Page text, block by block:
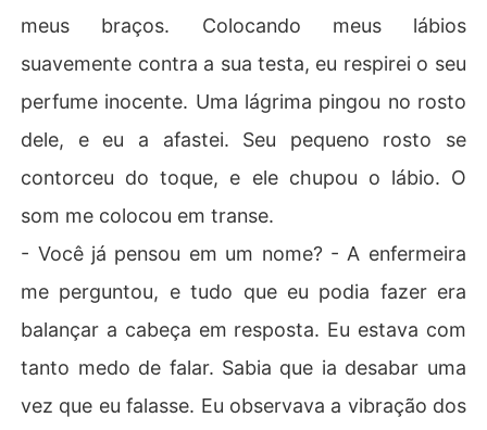
meus braços. Colocando meus lábios
suavemente contra a sua testa, eu respirei o seu
perfume inocente. Uma lágrima pingou no rosto
dele, e eu a afastei. Seu pequeno rosto se
contorceu do toque, e ele chupou o lábio. O
som me colocou em transe.
- Você já pensou em um nome? - A enfermeira
me perguntou, e tudo que eu podia fazer era
balançar a cabeça em resposta. Eu estava com
tanto medo de falar. Sabia que ia desabar uma
vez que eu falasse. Eu observava a vibração dos